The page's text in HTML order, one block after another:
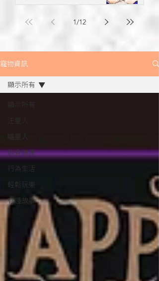
1/12
寵物資訊
顯示所有
汪星人
喵星人
飲食健康
行為生活
輕鬆玩樂
有趣故事
顯示所有